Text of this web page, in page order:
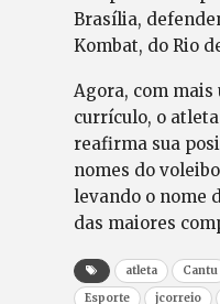
Brasília,
Kombat, do Rio
Agora, com
currículo, o
reafirma sua
nomes do
levando o nome
das maiores
atleta Cantu
Esporte
jcorreio